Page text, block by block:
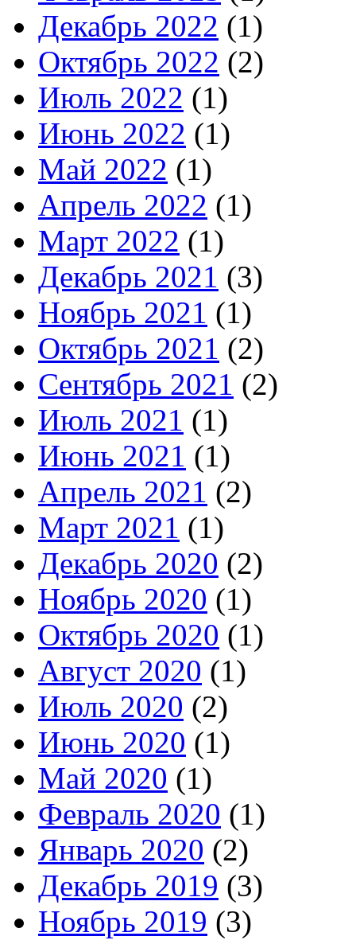
Декабрь 2022 (1)
Октябрь 2022 (2)
Июль 2022 (1)
Июнь 2022 (1)
Май 2022 (1)
Апрель 2022 (1)
Март 2022 (1)
Декабрь 2021 (3)
Ноябрь 2021 (1)
Октябрь 2021 (2)
Сентябрь 2021 (2)
Июль 2021 (1)
Июнь 2021 (1)
Апрель 2021 (2)
Март 2021 (1)
Декабрь 2020 (2)
Ноябрь 2020 (1)
Октябрь 2020 (1)
Август 2020 (1)
Июль 2020 (2)
Июнь 2020 (1)
Май 2020 (1)
Февраль 2020 (1)
Январь 2020 (2)
Декабрь 2019 (3)
Ноябрь 2019 (3)